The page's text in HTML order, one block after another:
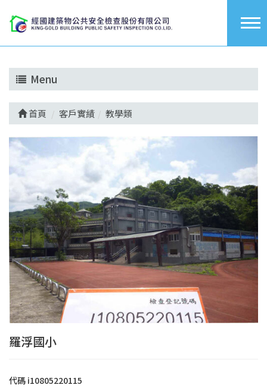
Menu
首頁 客戶實績 教學類
羅浮國小
代碼 i10805220115